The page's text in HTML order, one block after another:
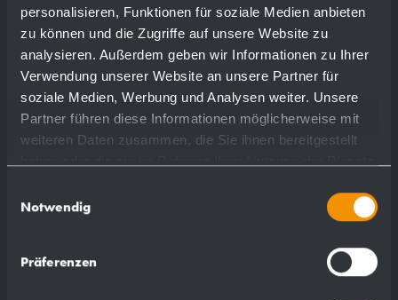
personalisieren, Funktionen für soziale Medien anbieten
zu können und die Zugriffe auf unsere Website zu
analysieren. Außerdem geben wir Informationen zu Ihrer
Verwendung unserer Website an unsere Partner für
soziale Medien, Werbung und Analysen weiter. Unsere
Partner führen diese Informationen möglicherweise mit
weiteren Daten zusammen, die Sie ihnen bereitgestellt
Notwendig
Präferenzen
Normaldruck
Mehr